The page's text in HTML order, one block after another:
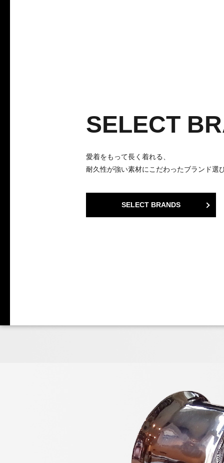
SELECT
愛着をもって長く着れる、
耐久性が強い素材にこだわったブランド選
SELECT BRANDS